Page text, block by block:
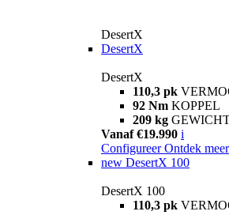
DesertX
DesertX
DesertX
110,3 pk
92 Nm KOPPEL
209 kg
Vanaf €19.990 i
Configureer Ontdek meer
new DesertX 100
DesertX 100
110,3 pk